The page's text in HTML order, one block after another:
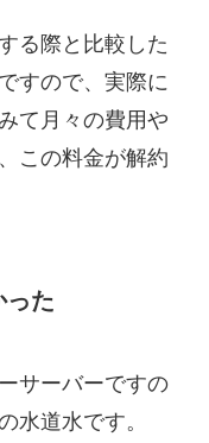
る際と比較した
ですので、実際に
て月々の費用や
この料金が解約
った
サーバーですの
水道水です。